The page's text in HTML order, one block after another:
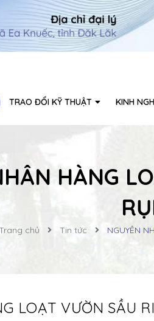
TRAO ĐỔI KỸ THUẬT KINH
HÀNG
chủ Tin tức NGUYÊN
LOẠT VƯỜN SẦU